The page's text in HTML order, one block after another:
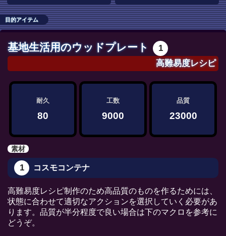
目的アイテム
基地生活用のウッドプレート
1
高難易度レシピ
耐久
80
工数
9000
品質
23000
素材
1 コスモコンテナ
高難易度レシピ制作のため高品質のものを作るためには、
状態に合わせて適切なアクションを選択していく必要があ
ります。品質が半分程度で良い場合は下のマクロを参考に
どうぞ。